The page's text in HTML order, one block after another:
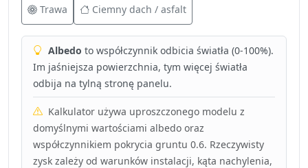
Trawa Ciemny dach / asfalt
Albedo to współczynnik odbicia światła (0-100%).
Im jaśniejsza powierzchnia, tym więcej światła
odbija na tylną stronę panelu.
Kalkulator używa uproszczonego modelu z
domyślnymi wartościami albedo oraz
współczynnikiem pokrycia gruntu 0.6. Rzeczywisty
zysk zależy od warunków instalacji, kąta nachylenia,